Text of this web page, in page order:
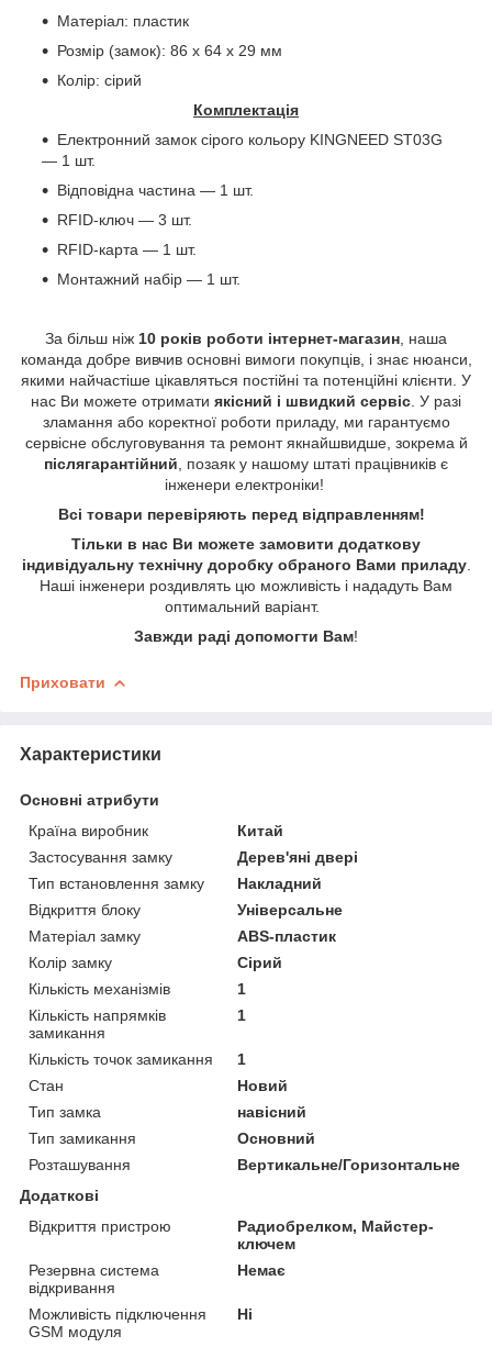
Матеріал: пластик
Розмір (замок): 86 x 64 х 29 мм
Колір: сірий
Комплектація
Електронний замок сірого кольору KINGNEED ST03G
— 1 шт.
Відповідна частина — 1 шт.
RFID-ключ — 3 шт.
RFID-карта — 1 шт.
Монтажний набір — 1 шт.
За більш ніж 10 років роботи інтернет-магазин , наша
команда добре вивчив основні вимоги покупців, і знає нюанси,
якими найчастіше цікавляться постійні та потенційні клієнти. У
нас Ви можете отримати якісний і швидкий сервіс . У разі
зламання або коректної роботи приладу, ми гарантуємо
сервісне обслуговування та ремонт якнайшвидше, зокрема й
післягарантійний , позаяк у нашому штаті працівників є
інженери електроніки!
Всі товари перевіряють перед відправленням!
Тільки в нас Ви можете замовити додаткову
індивідуальну технічну доробку обраного Вами приладу.
Наші інженери роздивлять цю можливість і нададуть Вам
оптимальний варіант.
Завжди раді допомогти Вам!
Приховати
Характеристики
Основні атрибути
Країна виробник
Китай
Застосування замку
Дерев'яні двері
Тип встановлення замку
Накладний
Відкриття блоку
Універсальне
Матеріал замку
ABS-пластик
Колір замку
Сірий
Кількість механізмів
1
Кількість напрямків
замикання
1
Кількість точок замикання
1
Стан
Новий
Тип замка
навісний
Тип замикання
Основний
Розташування
Вертикальне/Горизонтальне
Додаткові
Відкриття пристрою
Радиобрелком, Майстер-
ключем
Резервна система
відкривання
Немає
Можливість підключення
GSM модуля
Ні